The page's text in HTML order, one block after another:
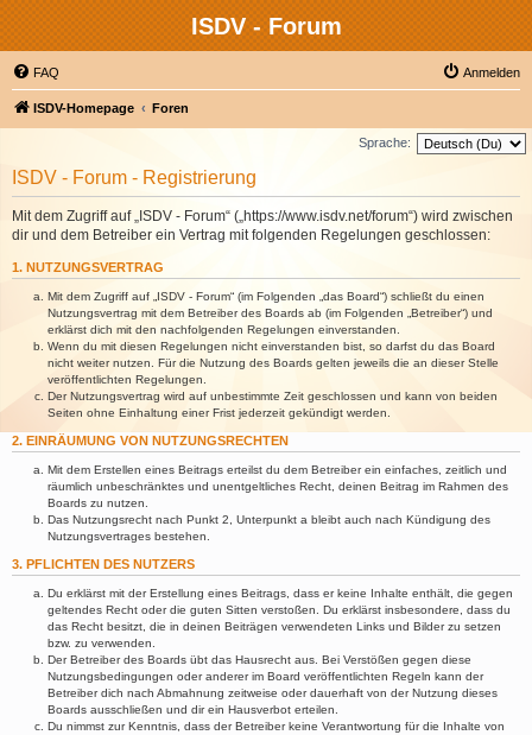
ISDV - Forum
FAQ Anmelden
ISDV-Homepage Foren
Sprache:
ISDV - Forum - Registrierung
Mit dem Zugriff auf „ISDV - Forum“ („https://www.isdv.net/forum“) wird zwischen
dir und dem Betreiber ein Vertrag mit folgenden Regelungen geschlossen:
1. NUTZUNGSVERTRAG
Mit dem Zugriff auf „ISDV - Forum“ (im Folgenden „das Board“) schließt du einen
Nutzungsvertrag mit dem Betreiber des Boards ab (im Folgenden „Betreiber“) und
erklärst dich mit den nachfolgenden Regelungen einverstanden.
Wenn du mit diesen Regelungen nicht einverstanden bist, so darfst du das Board
nicht weiter nutzen. Für die Nutzung des Boards gelten jeweils die an dieser Stelle
veröffentlichten Regelungen.
Der Nutzungsvertrag wird auf unbestimmte Zeit geschlossen und kann von beiden
Seiten ohne Einhaltung einer Frist jederzeit gekündigt werden.
2. EINRÄUMUNG VON NUTZUNGSRECHTEN
Mit dem Erstellen eines Beitrags erteilst du dem Betreiber ein einfaches, zeitlich und
räumlich unbeschränktes und unentgeltliches Recht, deinen Beitrag im Rahmen des
Boards zu nutzen.
Das Nutzungsrecht nach Punkt 2, Unterpunkt a bleibt auch nach Kündigung des
Nutzungsvertrages bestehen.
3. PFLICHTEN DES NUTZERS
Du erklärst mit der Erstellung eines Beitrags, dass er keine Inhalte enthält, die gegen
geltendes Recht oder die guten Sitten verstoßen. Du erklärst insbesondere, dass du
das Recht besitzt, die in deinen Beiträgen verwendeten Links und Bilder zu setzen
bzw. zu verwenden.
Der Betreiber des Boards übt das Hausrecht aus. Bei Verstößen gegen diese
Nutzungsbedingungen oder anderer im Board veröffentlichten Regeln kann der
Betreiber dich nach Abmahnung zeitweise oder dauerhaft von der Nutzung dieses
Boards ausschließen und dir ein Hausverbot erteilen.
Du nimmst zur Kenntnis, dass der Betreiber keine Verantwortung für die Inhalte von